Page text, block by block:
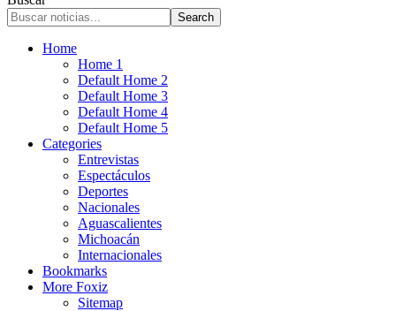
Home
Home 1
Default Home 2
Default Home 3
Default Home 4
Default Home 5
Categories
Entrevistas
Espectáculos
Deportes
Nacionales
Aguascalientes
Michoacán
Internacionales
Bookmarks
More Foxiz
Sitemap